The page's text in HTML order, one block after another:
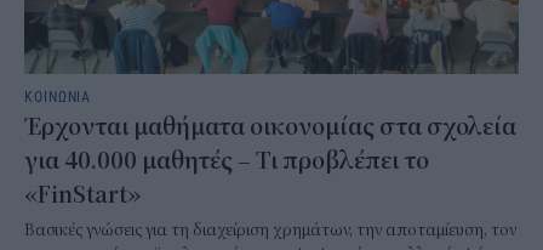
ΚΟΙΝΩΝΙΑ
Έρχονται μαθήματα οικονομίας στα σχολεία
για 40.000 μαθητές – Τι προβλέπει το
«FinStart»
Βασικές γνώσεις για τη διαχείριση χρημάτων, την αποταμίευση, τον